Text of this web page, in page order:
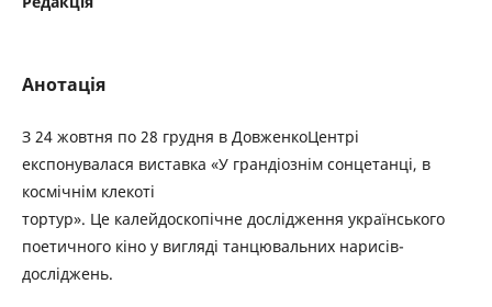
Анотація
З 24 жовтня по 28 грудня в ДовженкоЦентрі
експонувалася виставка «У грандіознім сонцетанці, в
космічнім клекоті
тортур». Це калейдоскопічне дослідження українського
поетичного кіно у вигляді танцювальних нарисів-
досліджень.